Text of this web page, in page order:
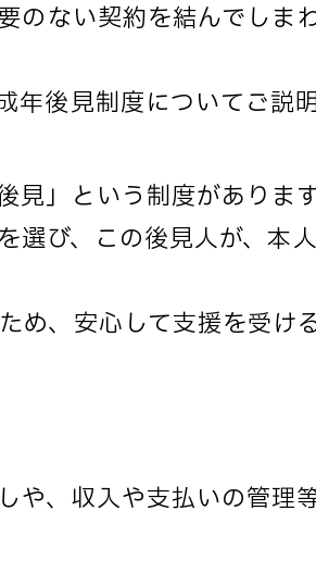
のない契約を結んでしま
後見制度についてご説明
」という制度があります
選び、この後見人が、本
め、安心して支援を受け
や、収入や支払いの管理